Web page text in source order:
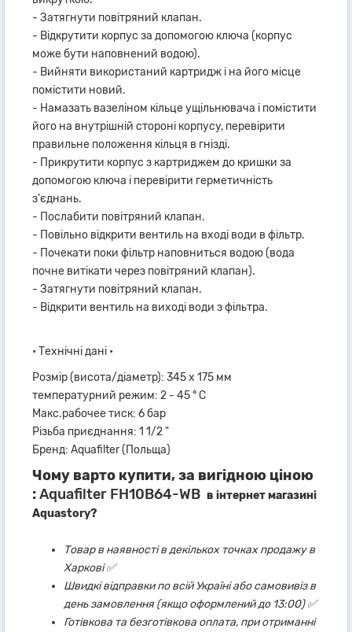
- Затягнути повітряний клапан.
- Відкрутити корпус за допомогою ключа (корпус
може бути наповнений водою).
- Вийняти використаний картридж і на його місце
помістити новий.
- Намазать вазеліном кільце ущільнювача і помістити
його на внутрішній стороні корпусу, перевірити
правильне положення кільця в гнізді.
- Прикрутити корпус з картриджем до кришки за
допомогою ключа і перевірити герметичність
з'єднань.
- Послабити повітряний клапан.
- Повільно відкрити вентиль на вході води в фільтр.
- Почекати поки фільтр наповниться водою (вода
почне витікати через повітряний клапан).
- Затягнути повітряний клапан.
- Відкрити вентиль на виході води з фільтра.
• Технічні дані •
Розмір (висота/діаметр): 345 х 175 мм
температурний режим: 2 - 45 ° C
Макс.рабочее тиск: 6 бар
Різьба приєднання: 1 1/2 "
Бренд: Aquafilter (Польща)
Чому варто купити, за вигідною ціною
:Aquafilter FH10B64-WB в інтернет магазині
Aquastory?
Товар в наявності в декількох точках продажу в
Харкові ✅
Швидкі відправки по всій Україні або самовивіз в
день замовлення (якщо оформлений до 13:00) ✅
Готівкова та безготівкова оплата, при отриманні